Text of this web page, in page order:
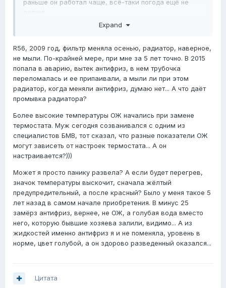
сказали, что все в норме, запросили инфу у
двигателя до 108 может быть... Полистала форум,
Да еще вопрос - какая критичная температура ОЖ?
раньше он работал чаще, всё-таки погода ещё не
3. Речь идёт про Р56? Сколько лет машине? Мыли ли
воздушный фильтр?
4. До 120 градусов можно не переживать за ОЖ. Если
температура выше 100% что-то не так.
Expand
R56, 2009 год, фильтр меняла осенью, радиатор, наверное,
не мыли. По-крайней мере, при мне за 5 лет точно. В 2015
попала в аварию, вытек антифриз, в нем трубочка
переломалась и ее припаивали, а мыли ли при этом
радиатор, когда меняли антифриз, думаю нет... А что даёт
промывка радиатора?
Более высокие температуры ОЖ начались при замене
термостата. Муж сегодня созванивался с одним из
специалистов БМВ, тот сказал, что разные показатели ОЖ
могут зависеть от настроек термостата... А он
настраивается?)))
Может я просто панику развела? А если будет перегрев,
значок температуры выскочит, сначала жёлтый
предупредительный, а после красный? Было у меня такое 5
лет назад в самом начале приобретения. В минус 25
замёрз антифриз, вернее, не ОЖ, а голубая вода вместо
него, которую бывшие хозяева залили, видимо... А из
жидкостей именно антифриз я и не поменяла, уровень в
норме, цвет голубой, а он здорово разведенный оказался...
Цитата